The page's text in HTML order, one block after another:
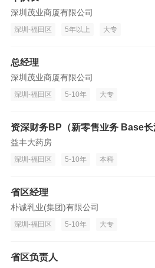
深圳茂业商厦有限公司
深圳-福田区 5年以上 大专
总经理
深圳茂业商厦有限公司
深圳-福田区 5-10年 大专
资深财务BP（新零售业务 Base长
益丰大药房
深圳-福田区 5-10年 本科
省区经理
朴诚乳业(集团)有限公司
深圳-福田区 5-10年 大专
省区负责人